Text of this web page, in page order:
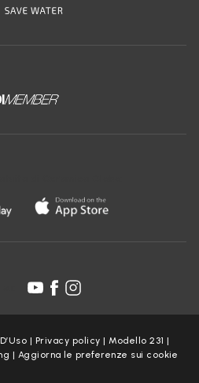
| Privacy policy |Modello 231 |
| Aggiorna le preferenze sui cookie